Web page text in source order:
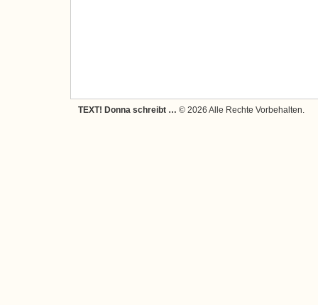
TEXT! Donna schreibt … © 2026 Alle Rechte Vorbehalten.